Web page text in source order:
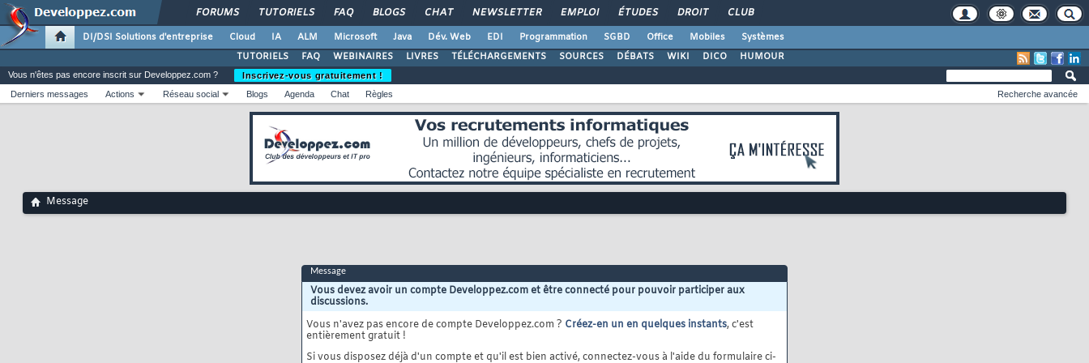
FORUMS TUTORIELS FAQ BLOGS CHAT NEWSLETTER EMPLOI ÉTUDES DROIT CLUB
DI/DSI Solutions d'entreprise Cloud IA ALM Microsoft Java Dév. Web EDI Programmation SGBD Office Mobiles
Systèmes
TUTORIELS
FAQ WEBINAIRES LIVRES TÉLÉCHARGEMENTS SOURCES DÉBATS WIKI DICO HUMOUR
Vous n'êtes pas encore inscrit sur Developpez.com ?
Inscrivez-vous gratuitement !
Derniers messages
Actions Réseau social Blogs Agenda Chat Règles Recherche avancée
Message
Message
Vous devez avoir un compte Developpez.com et être connecté pour pouvoir participer aux
discussions.
Vous n'avez pas encore de compte Developpez.com ? Créez-en un en quelques instants, c'est
entièrement gratuit !
Si vous disposez déjà d'un compte et qu'il est bien activé, connectez-vous à l'aide du formulaire ci-